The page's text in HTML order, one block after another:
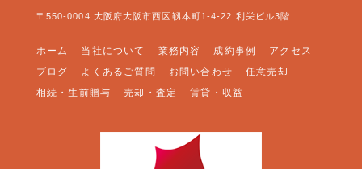
〒550-0004 大阪府大阪市西区靱本町1-4-22 利栄ビル3階
ホーム 当社について 業務内容 成約事例
アクセス
ブログ
よくあるご質問 お問い合わせ
任意売却
相続・生前贈与
売却・査定 賃貸・収益